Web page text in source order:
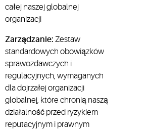
całej naszej globalnej
organizacji
Zarządzanie: Zestaw
standardowych obowiązków
sprawozdawczych i
regulacyjnych, wymaganych
dla dojrzałej organizacji
globalnej, które chronią naszą
działalność przed ryzykiem
reputacyjnym i prawnym